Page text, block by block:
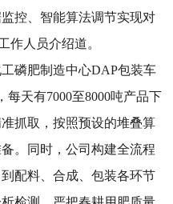
控、智能算法调节实现对
作人员介绍道。
磷肥制造中心DAP包装车
天有7000至8000吨产品下
抓取，按照预设的堆叠算
。同时，公司构建全流程
配料、合成、包装各环节